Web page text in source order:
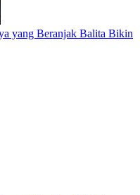
yang Beranjak Balita Bikin